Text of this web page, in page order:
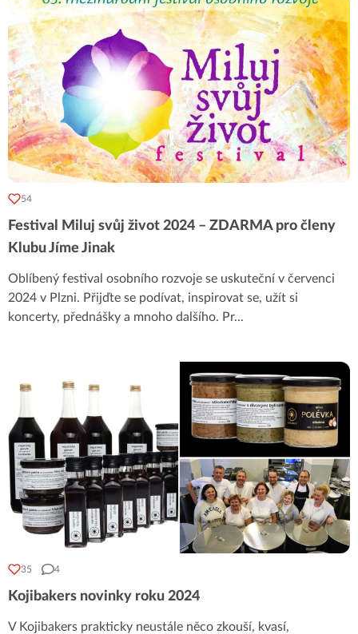
54
Festival Miluj svůj život 2024 – ZDARMA pro členy
Klubu Jíme Jinak
Oblíbený festival osobního rozvoje se uskuteční v červenci
2024 v Plzni. Přijďte se podívat, inspirovat se, užít si
koncerty, přednášky a mnoho dalšího. Pr...
35 4
Kojibakers novinky roku 2024
V Kojibakers prakticky neustále něco zkouší, kvasí,